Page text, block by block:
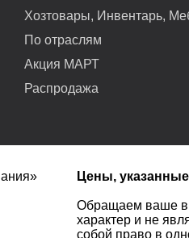
Хозтовары, Инвентарь,
По отраслям
Акция МАРТ
Распродажа
Цены,
Обращаем ваше
характер и не
собой право в